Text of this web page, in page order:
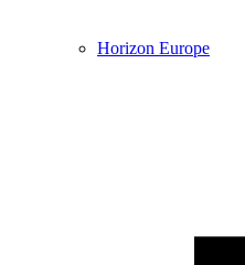
Horizon Europe